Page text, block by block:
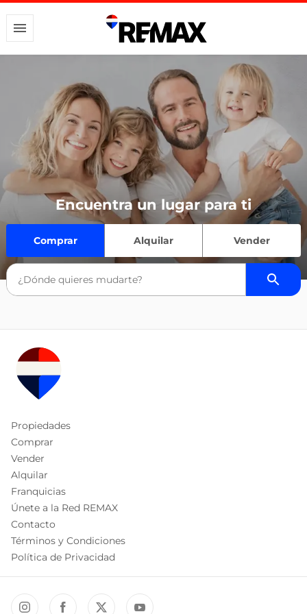
Encuentra un lugar para ti
Comprar Alquilar Vender
Propiedades
Comprar
Vender
Alquilar
Franquicias
Únete a la Red REMAX
Contacto
Términos y Condiciones
Política de Privacidad